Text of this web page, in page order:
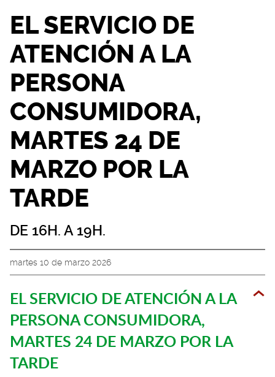
EL SERVICIO DE
ATENCIÓN A LA
PERSONA
CONSUMIDORA,
MARTES 24 DE
MARZO POR LA
TARDE
DE 16H. A 19H.
martes 10 de marzo 2026
EL SERVICIO DE ATENCIÓN A LA
PERSONA CONSUMIDORA,
MARTES 24 DE MARZO POR LA
TARDE